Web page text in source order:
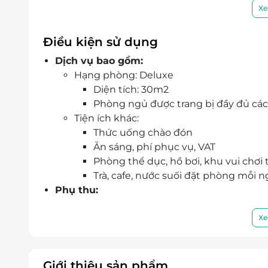
Nha Trang Prince Hotel sở hữu kiến trúc
Khi lưu trú tại khách sạn, bạn có thể sử
Nhà hàng; Hồ bơi & phòng gym; Truy cập
sạn;...
Vị trí: Khách sạn nằm tại số 02-04 Nguyễn
thành phố.
Đặt phòng qua LifeLink, du khách được
nhanh chóng, tiện lợi và an tâm tuyệt đối.
Điều kiện sử dụng
Dịch vụ bao gồm:
Hạng phòng: Deluxe
Diện tích: 30m2
Phòng ngủ được trang bị đầy đủ
Tiện ích khác:
Thức uống chào đón
Ăn sáng, phí phục vụ, VAT
Phòng thể dục, hồ bơi, khu vui chơi
Trà, cafe, nước suối đặt phòng mỗi
Phụ thu:
Phụ thu trẻ em từ 6 tuổi đến dưới 12